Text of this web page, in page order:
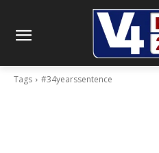
Tags #34yearssentence